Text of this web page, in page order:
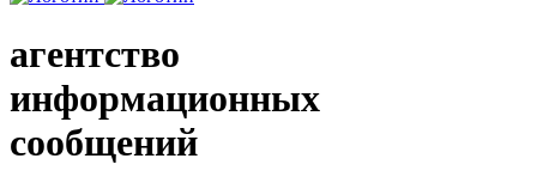
агентство
информационных
сообщений